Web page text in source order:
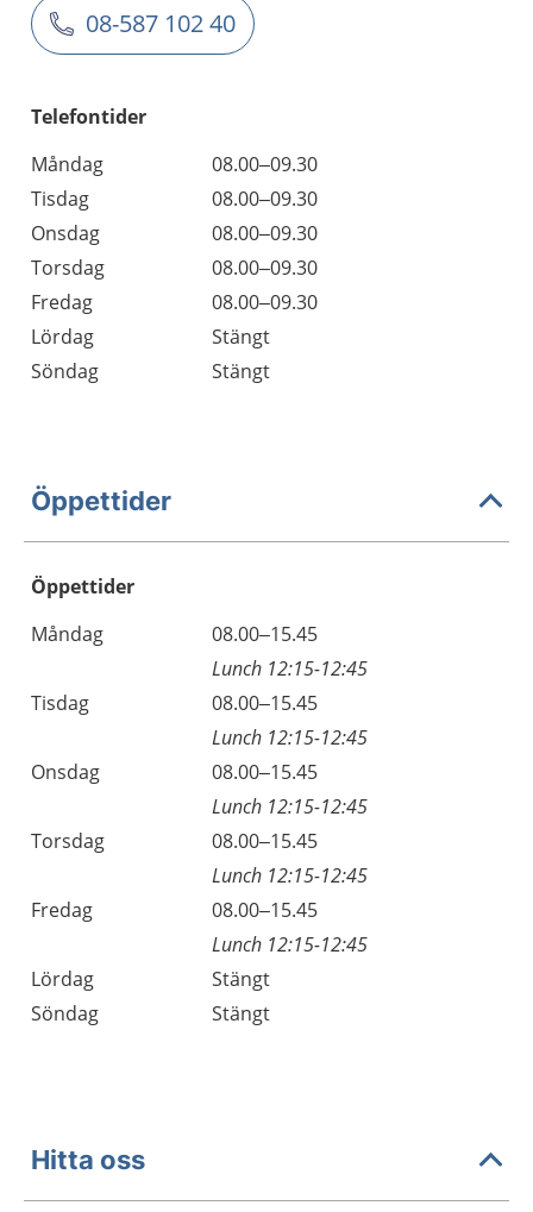
08-587 102 40
Telefontider
Måndag
08.00–09.30
Tisdag
08.00–09.30
Onsdag
08.00–09.30
Torsdag
08.00–09.30
Fredag
08.00–09.30
Lördag
Stängt
Söndag
Stängt
Öppettider
Öppettider
Dag
Öppettider
Kommentarer
Måndag
08.00–15.45
Lunch 12:15-12:45
Tisdag
08.00–15.45
Lunch 12:15-12:45
Onsdag
08.00–15.45
Lunch 12:15-12:45
Torsdag
08.00–15.45
Lunch 12:15-12:45
Fredag
08.00–15.45
Lunch 12:15-12:45
Lördag
Stängt
Söndag
Stängt
Hitta oss